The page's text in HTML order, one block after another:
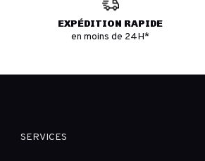
EXPÉDITION RAPIDE
en moins de 24H*
SERVICES